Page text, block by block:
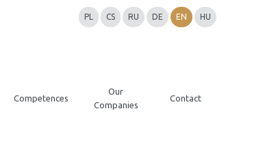
PL CS RU DE EN HU
Competences
Our
Companies
Contact